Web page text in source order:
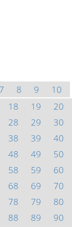
7 8 9
10
18 19
20
28 29
30
38 39
40
48 49
50
58 59
60
68 69
70
78 79
80
88 89
90